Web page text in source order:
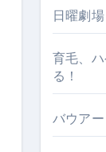
容 #健康 #雑学
容 #健康 #雑
日曜劇場
育毛、
る！
バウアー